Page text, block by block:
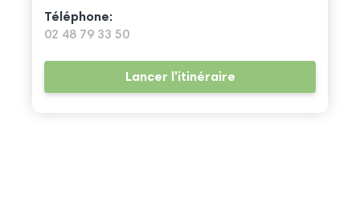
Téléphone:
02 48 79 33 50
Lancer l'itinéraire